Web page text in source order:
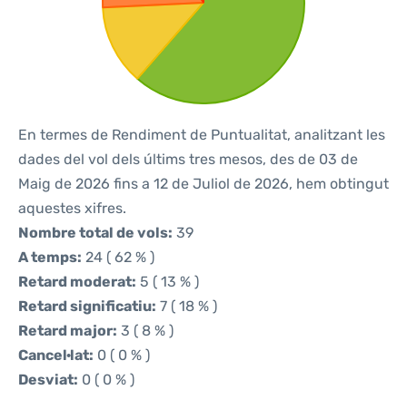
En termes de Rendiment de Puntualitat, analitzant les
dades del vol dels últims tres mesos, des de 03 de
Maig de 2026 fins a 12 de Juliol de 2026, hem obtingut
aquestes xifres.
Nombre total de vols: 39
A temps: 24 ( 62 % )
Retard moderat: 5 ( 13 % )
Retard significatiu: 7 ( 18 % )
Retard major: 3 ( 8 % )
Cancel·lat: 0 ( 0 % )
Desviat: 0 ( 0 % )